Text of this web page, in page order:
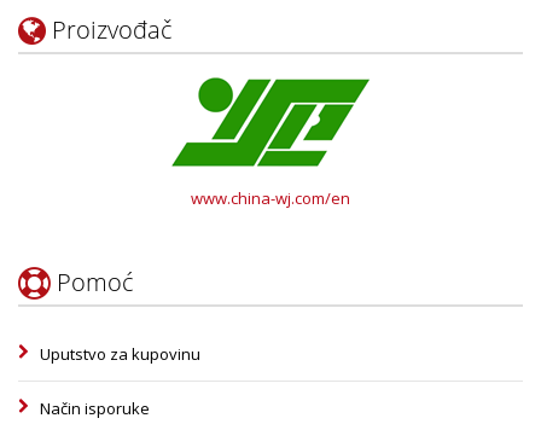
Proizvođač
www.china-wj.com/en
Pomoć
Uputstvo za kupovinu
Način isporuke